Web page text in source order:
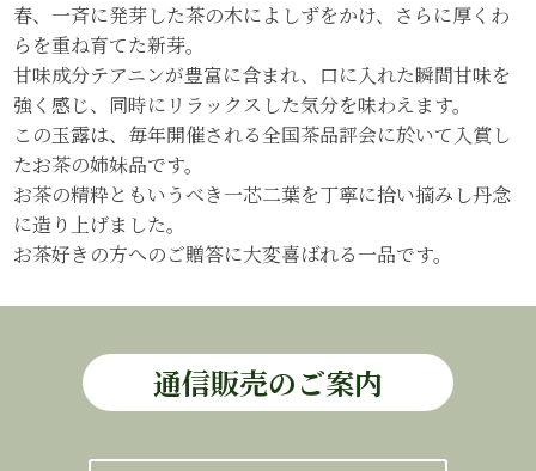
春、一斉に発芽した茶の木によしずをかけ、さらに厚くわ
らを重ね育てた新芽。
甘味成分テアニンが豊富に含まれ、口に入れた瞬間甘味を
強く感じ、同時にリラックスした気分を味わえます。
この玉露は、毎年開催される全国茶品評会に於いて入賞し
たお茶の姉妹品です。
お茶の精粋ともいうべき一芯二葉を丁寧に拾い摘みし丹念
に造り上げました。
お茶好きの方へのご贈答に大変喜ばれる一品です。
通信販売のご案内